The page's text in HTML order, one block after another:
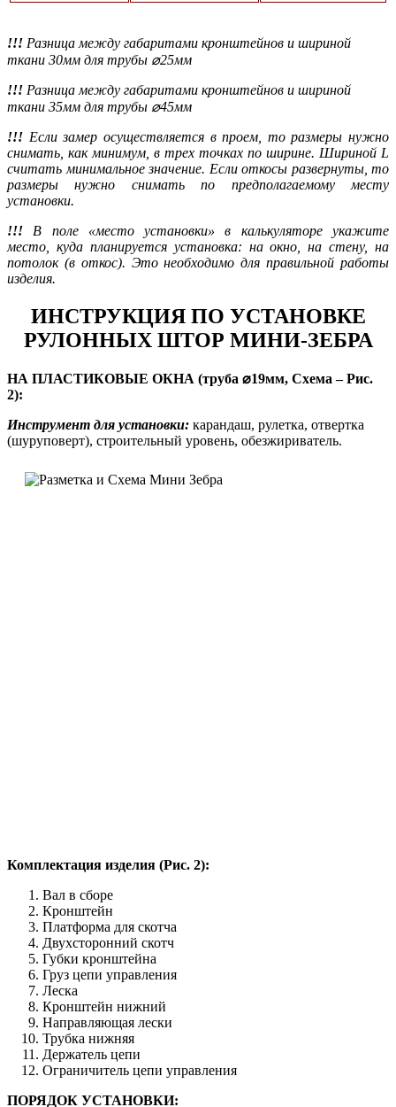
!!! Разница между габаритами кронштейнов и шириной
ткани 30мм для трубы ⌀25мм
!!! Разница между габаритами кронштейнов и шириной
ткани 35мм для трубы ⌀45мм
!!! Если замер осуществляется в проем, то размеры нужно
снимать, как минимум, в трех точках по ширине. Шириной L
считать минимальное значение. Если откосы развернуты, то
размеры нужно снимать по предполагаемому месту
установки.
!!! В поле «место установки» в калькуляторе укажите
место, куда планируется установка: на окно, на стену, на
потолок (в откос). Это необходимо для правильной работы
изделия.
ИНСТРУКЦИЯ ПО УСТАНОВКЕ
РУЛОННЫХ ШТОР МИНИ-ЗЕБРА
НА ПЛАСТИКОВЫЕ ОКНА (труба ⌀19мм, Схема – Рис.
2):
Инструмент для установки: карандаш, рулетка, отвертка
(шуруповерт), строительный уровень, обезжириватель.
Комплектация изделия (Рис. 2):
Вал в сборе
Кронштейн
Платформа для скотча
Двухсторонний скотч
Губки кронштейна
Груз цепи управления
Леска
Кронштейн нижний
Направляющая лески
Трубка нижняя
Держатель цепи
Ограничитель цепи управления
ПОРЯДОК УСТАНОВКИ: